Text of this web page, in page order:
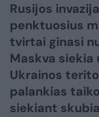
Rusijos
penktuosius
tvirtai ginasi
Maskva siekia
Ukrainos
palankias
siekiant